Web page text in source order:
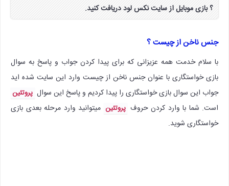
؟ بازی موبایل از سایت نکس لود دریافت کنید.
جنس ناخن از چیست ؟
با سلام خدمت همه عزیزانی که برای پیدا کردن جواب و پاسخ به سوال
بازی خواستگاری با عنوان جنس ناخن از چیست وارد این سایت شده اید
جواب این سوال بازی خواستگاری را پیدا کردیم و پاسخ این سوال پروتئین
است. شما با وارد کردن حروف پروتئین میتوانید وارد مرحله بعدی بازی
خواستگاری شوید.